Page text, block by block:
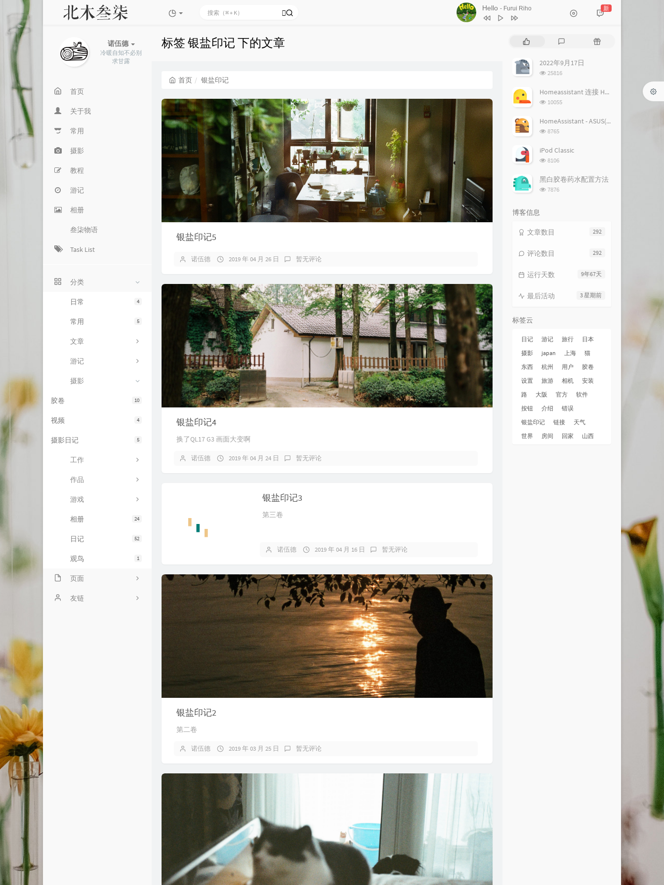
Hello - Furui Riho 新
诺伍德
冷暖自知不必别
求甘露
首页
关于我
常用
摄影
教程
游记
相册
叁柒物语
Task List
分类
4
日常
5
常用
文章
游记
摄影
10
胶卷
4
视频
5
摄影日记
工作
作品
游戏
24
相册
52
日记
1
观鸟
页面
ABOUT
友链
标签 银盐印记 下的文章
首页 银盐印记
银盐印记5
诺伍德 2019 年 04 月 26 日 暂无评论
银盐印记4
换了QL17 G3 画面大变啊
诺伍德 2019 年 04 月 24 日 暂无评论
银盐印记3
第三卷
诺伍德 2019 年 04 月 16 日 暂无评论
银盐印记2
第二卷
诺伍德 2019 年 03 月 25 日 暂无评论
评
随
2022年9月17日
浏
次
25816
Homeassistant 连接 Homekit 方法
浏
次
10055
HomeAssistant - ASUS(梅林) 路由追踪设置
浏
次
8765
iPod Classic
浏
次
数:
8106
黑白胶卷药水配置方法
浏
7876
博客信息
292
文章数目
292
评论数目
9年67天
运行天数
3 星期前
最后活动
标签云
日记 游记 旅行
日本
摄影
japan 上海
猫
东西
杭州 用户
胶卷
设置
旅游 相机
安装
路
大阪 官方
软件
按钮
介绍
错误
银盐印记
链接
天气
世界
房间 回家 山西